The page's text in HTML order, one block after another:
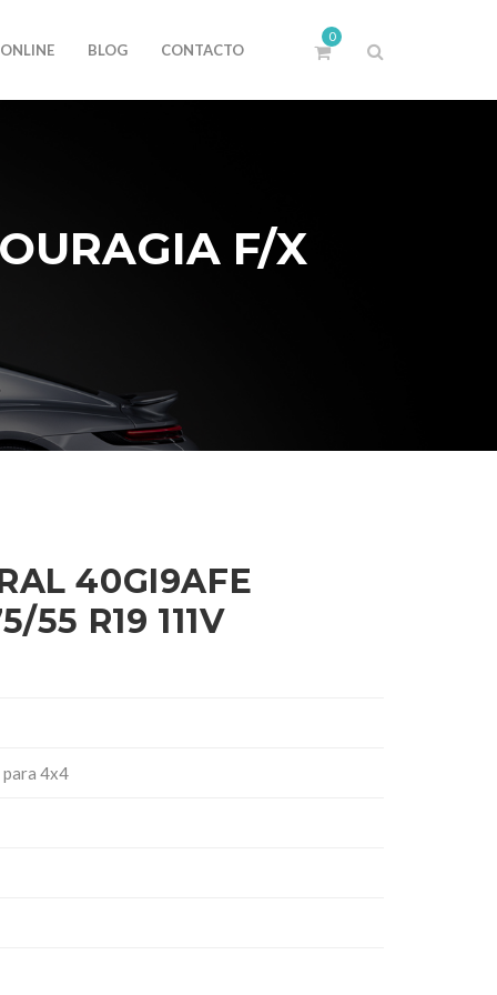
BLOG CONTACTO
0
F/X
40GI9AFE
55 R19 111V
4x4